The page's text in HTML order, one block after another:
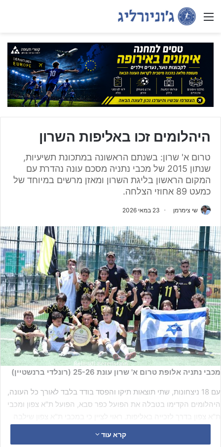
Menu
היהלומים זכו באליפות השרון
טרום א' שרון: בשנתם הראשונה במתכונת תשיעיות,
שנתון 2015 של מכבי נתניה מסכם עונה נהדרת עם
המקום הראשון בליגת השרון ומאזן מרשים במיוחד של
כמעט 89 אחוזי הצלחה.
שי צימרמן 23 במאי 2026
מכבי נתניה אלופת טרום א' שרון עונת 25-26 (רונלדי ברנשטיין)
עם 18 ניצחונות, שתי תוצאות תיקו והפסד בודד בלבד לאורך כל העונה,
היהלומים הקדימו בטבלה את הפועל כפר סבא, הפועל ת"א צפון ומכבי
אינו גורע מההישג המרשים של מכבי נתניה בעונה כולה.
קרא עוד